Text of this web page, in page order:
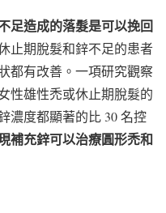
足造成的落髮是可以挽回
止期脫髮和鋅不足的患者
都有改善。一項研究觀察
性雄性禿或休止期脫髮的
濃度都顯著的比 30 名控
補充鋅可以治療圓形禿和